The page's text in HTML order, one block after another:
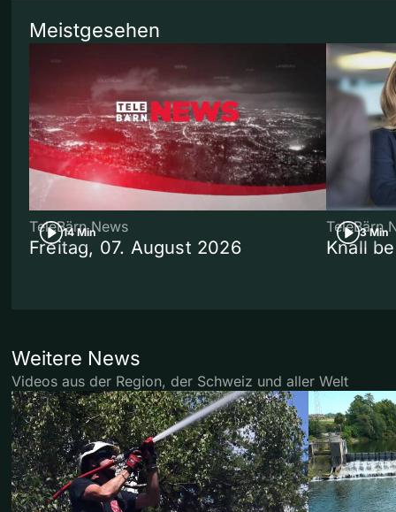
Meistgesehen
14 Min
TeleBärn News
Freitag, 07. August 2026
3 Min
TeleBärn
Knall
Weitere News
Videos aus der Region, der Schweiz und aller Welt